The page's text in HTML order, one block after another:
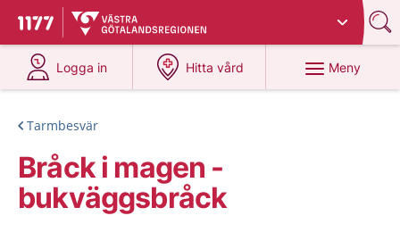
Till startsidan för 1177
Du har valt region
Logga in
på 1177.se
Hitta vård
på 1177.se
Meny
Tarmbesvär
Bråck i magen -
bukväggsbråck